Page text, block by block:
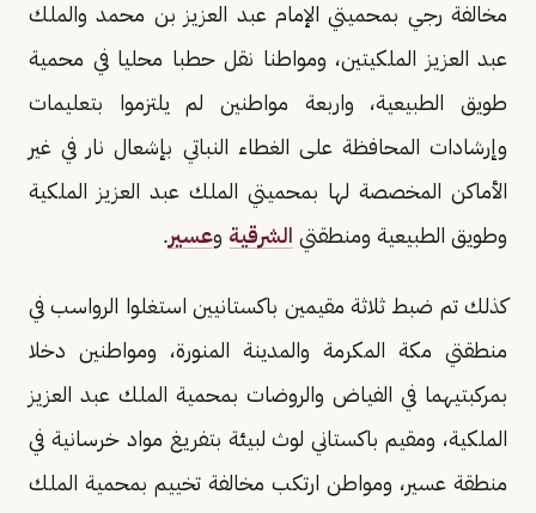
مخالفة رجي بمحميتي الإمام عبد العزيز بن محمد والملك
عبد العزيز الملكيتين، ومواطنا نقل حطبا محليا في محمية
طويق الطبيعية، واربعة مواطنين لم يلتزموا بتعليمات
وإرشادات المحافظة على الغطاء النباتي بإشعال نار في غير
الأماكن المخصصة لها بمحميتي الملك عبد العزيز الملكية
وطويق الطبيعية ومنطقتي الشرقية وعسير.
كذلك تم ضبط ثلاثة مقيمين باكستانيين استغلوا الرواسب في
منطقتي مكة المكرمة والمدينة المنورة، ومواطنين دخلا
بمركبتيهما في الفياض والروضات بمحمية الملك عبد العزيز
الملكية، ومقيم باكستاني لوث لبيئة بتفريغ مواد خرسانية في
منطقة عسير، ومواطن ارتكب مخالفة تخييم بمحمية الملك